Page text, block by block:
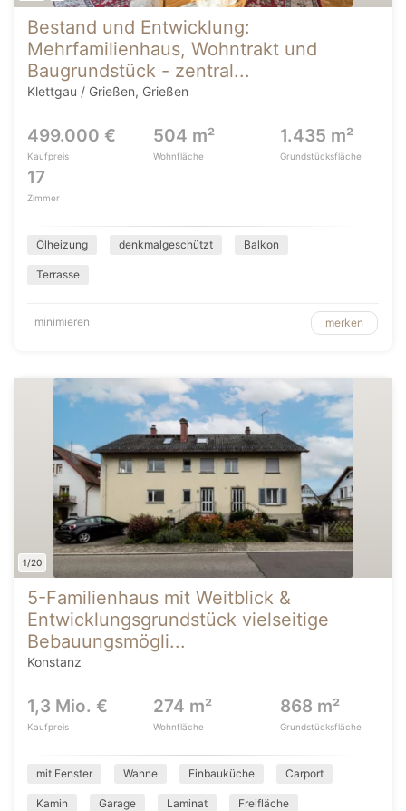
Bestand und Entwicklung:
Mehrfamilienhaus, Wohntrakt und
Baugrundstück - zentral...
Klettgau / Grießen, Grießen
499.000 €
Kaufpreis
504 m²
Wohnfläche
1.435 m²
Grundstücksfläche
17
Zimmer
Ölheizung denkmalgeschützt Balkon
Terrasse
minimieren merken
1/20
5-Familienhaus mit Weitblick &
Entwicklungsgrundstück vielseitige
Bebauungsmögli...
Konstanz
1,3 Mio. €
Kaufpreis
274 m²
Wohnfläche
868 m²
Grundstücksfläche
mit Fenster Wanne Einbauküche Carport
Kamin Garage Laminat Freifläche